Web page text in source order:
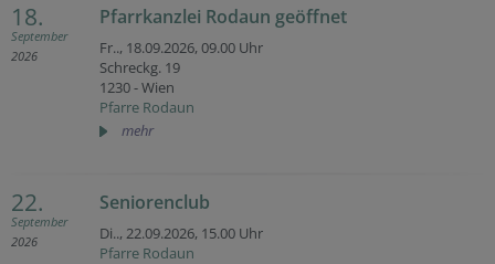
18.
September
2026
Pfarrkanzlei Rodaun geöffnet
Fr.., 18.09.2026,09.00 Uhr
Schreckg. 19
1230 - Wien
Pfarre Rodaun
mehr
22.
September
2026
Seniorenclub
Di.., 22.09.2026, 15.00 Uhr
Pfarre Rodaun